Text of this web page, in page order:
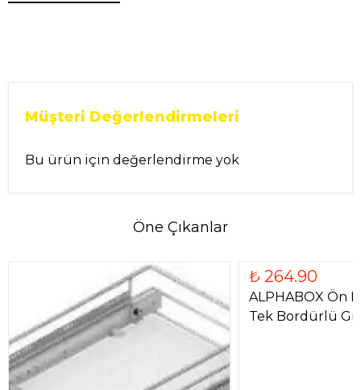
Müşteri Değerlendirmeleri
Bu ürün için değerlendirme yok
Öne Çıkanlar
₺ 264.90
ALPHABOX Ön
Tek Bordürlü Gri